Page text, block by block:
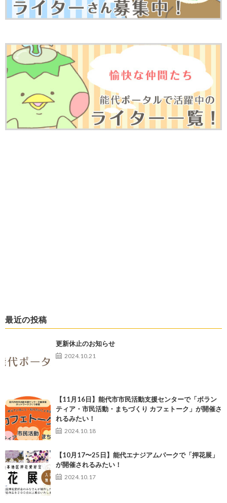
最近の投稿
更新休止のお知らせ
2024.10.21
【11月16日】能代市市民活動支援センターで「ボラン
ティア・市民活動・まちづくり カフェトーク」が開催さ
れるみたい！
2024.10.18
【10月17〜25日】能代エナジアムパークで「押花展」
が開催されるみたい！
2024.10.17